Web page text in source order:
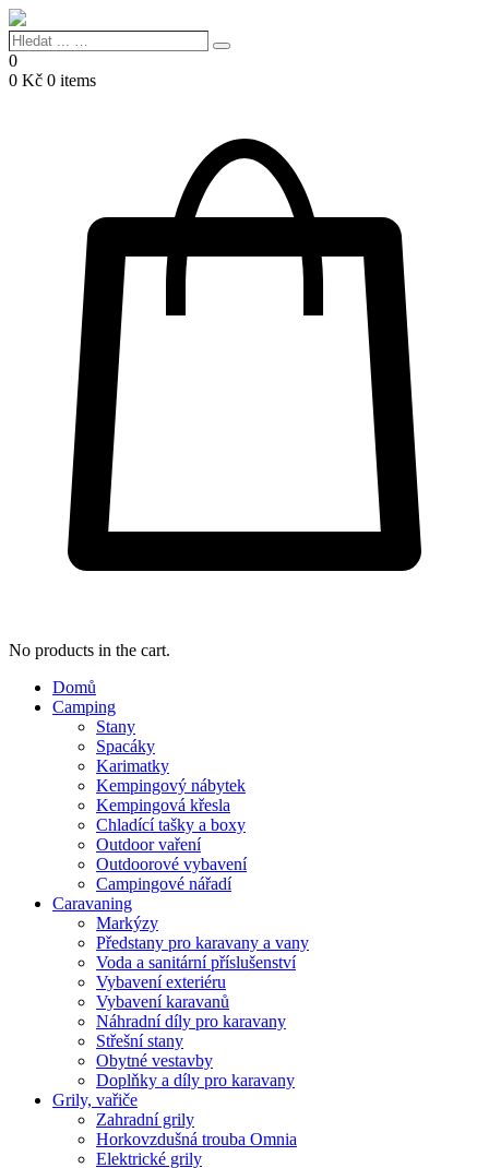
Hledat
...
…
Search
0
0 Kč 0 items
No products in the cart.
Domů
Camping
Stany
Spacáky
Karimatky
Kempingový nábytek
Kempingová křesla
Chladící tašky a boxy
Outdoor vaření
Outdoorové vybavení
Campingové nářadí
Caravaning
Markýzy
Předstany pro karavany a vany
Voda a sanitární příslušenství
Vybavení exteriéru
Vybavení karavanů
Náhradní díly pro karavany
Střešní stany
Obytné vestavby
Doplňky a díly pro karavany
Grily, vařiče
Zahradní grily
Horkovzdušná trouba Omnia
Elektrické grily